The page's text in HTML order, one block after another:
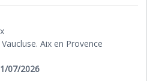
Aix en Provence
07/2026